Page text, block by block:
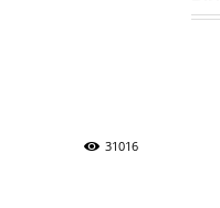
31016